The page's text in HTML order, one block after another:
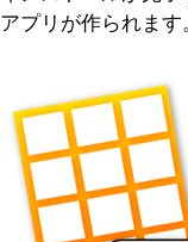
アプリが作られます